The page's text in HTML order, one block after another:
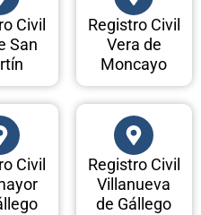
Civil
San
Registro Civil
Vera de
Moncayo
Civil
Registro Civil
Villanueva
de Gállego